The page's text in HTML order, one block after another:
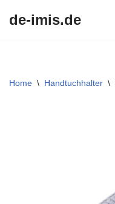
de-imis.de
Home \ Handtuchhalter \